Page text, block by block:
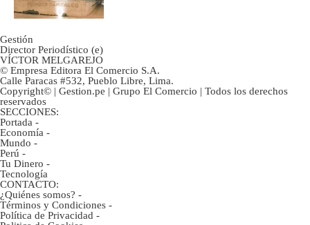
Gestión
Director Periodístico (e)
VÍCTOR MELGAREJO
© Empresa Editora El Comercio S.A.
Calle Paracas #532, Pueblo Libre, Lima.
Copyright© | Gestion.pe | Grupo El Comercio | Todos los derechos
reservados
SECCIONES:
Portada -
Economía -
Mundo -
Perú -
Tu Dinero -
Tecnología
CONTACTO:
¿Quiénes somos? -
Términos y Condiciones -
Política de Privacidad -